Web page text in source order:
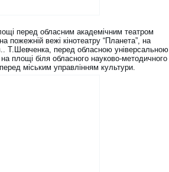
перед обласним академічним театром
вежі кінотеатру “Планета”, на
Т.Шевченка, перед обласною універсальною
площі біля обласного науково-методичного
міським управлінням культури.